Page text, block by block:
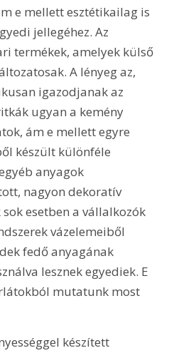
e mellett esztétikailag is
jellegéhez. Az
termékek, amelyek külső
A lényeg az,
igazodjanak az
ugyan a kemény
ám e mellett egyre
készült különféle
anyagok
nagyon dekoratív
esetben a vállalkozók
vázelemeiből
fedő anyagának
lesznek egyediek. E
mutatunk most
készített